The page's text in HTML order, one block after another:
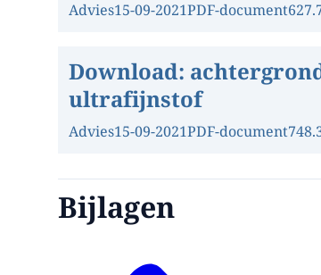
Advies15-09-2021PDF-document
Download:
ultrafijnstof
Advies15-09-2021PDF-document
Bijlagen